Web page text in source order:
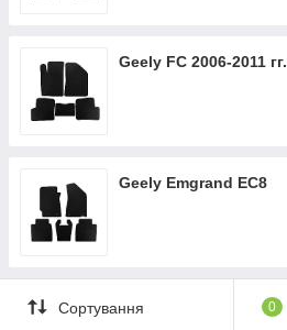
Geely FC 2006-2011 гг.
Geely Emgrand EC8
Сортування 0